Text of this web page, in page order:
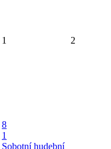
1 2
8
1
Sobotní hudební